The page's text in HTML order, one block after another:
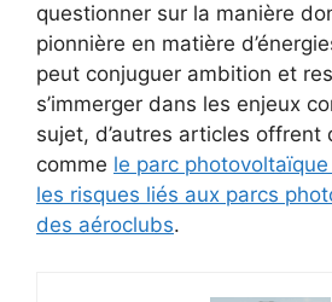
questionner sur la manière
pionnière en matière
peut conjuguer ambition et
s’immerger dans les enjeux
sujet, d’autres articles offrent
comme le parc
les risques liés aux parcs
des aéroclubs.